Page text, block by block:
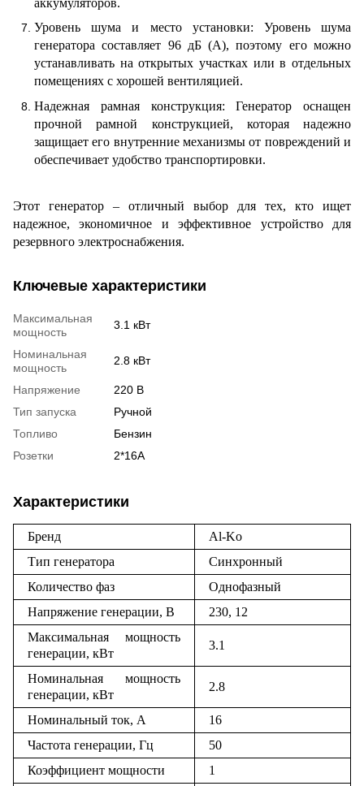
Уровень шума и место установки: Уровень шума
генератора составляет 96 дБ (А), поэтому его можно
устанавливать на открытых участках или в отдельных
помещениях с хорошей вентиляцией.
Надежная рамная конструкция: Генератор оснащен
прочной рамной конструкцией, которая надежно
защищает его внутренние механизмы от повреждений и
обеспечивает удобство транспортировки.
Этот генератор – отличный выбор для тех, кто ищет
надежное, экономичное и эффективное устройство для
резервного электроснабжения.
Ключевые характеристики
Максимальная
мощность
3.1 кВт
Номинальная
мощность
2.8 кВт
Напряжение
220 В
Тип запуска
Ручной
Топливо
Бензин
Розетки
2*16А
Характеристики
Бренд
Al-Ko
Тип генератора
Синхронный
Количество фаз
Однофазный
Напряжение генерации, В
230, 12
Максимальная мощность
генерации, кВт
3.1
Номинальная мощность
генерации, кВт
2.8
Номинальный ток, А
16
Частота генерации, Гц
50
Коэффициент мощности
1